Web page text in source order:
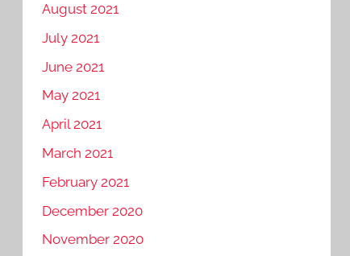
August 2021
July 2021
June 2021
May 2021
April 2021
March 2021
February 2021
December 2020
November 2020